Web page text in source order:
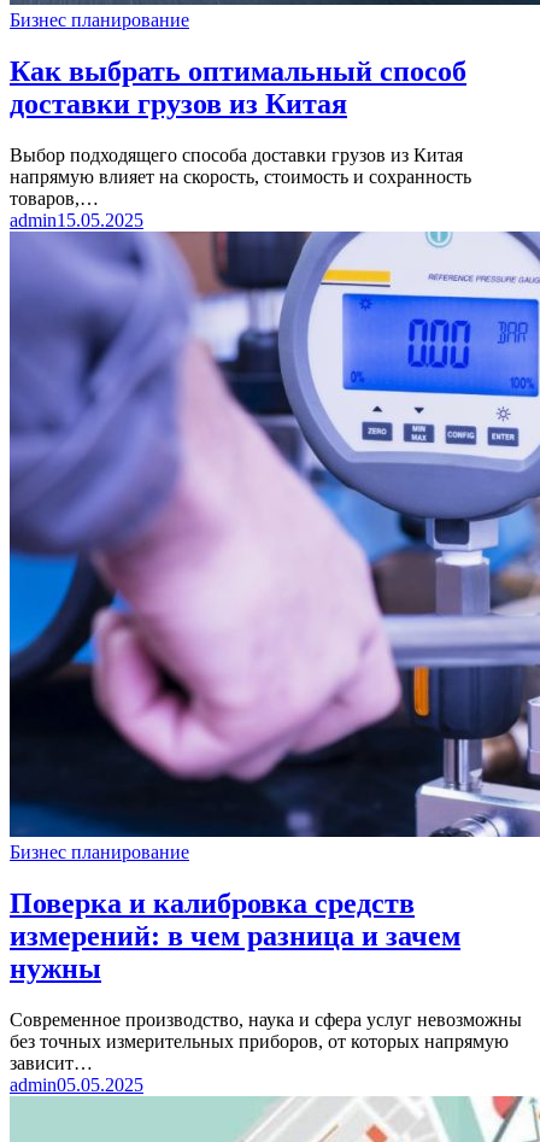
Бизнес планирование
Как выбрать оптимальный способ
доставки грузов из Китая
Выбор подходящего способа доставки грузов из Китая
напрямую влияет на скорость, стоимость и сохранность
товаров,…
admin15.05.2025
Бизнес планирование
Поверка и калибровка средств
измерений: в чем разница и зачем
нужны
Современное производство, наука и сфера услуг невозможны
без точных измерительных приборов, от которых напрямую
зависит…
admin05.05.2025